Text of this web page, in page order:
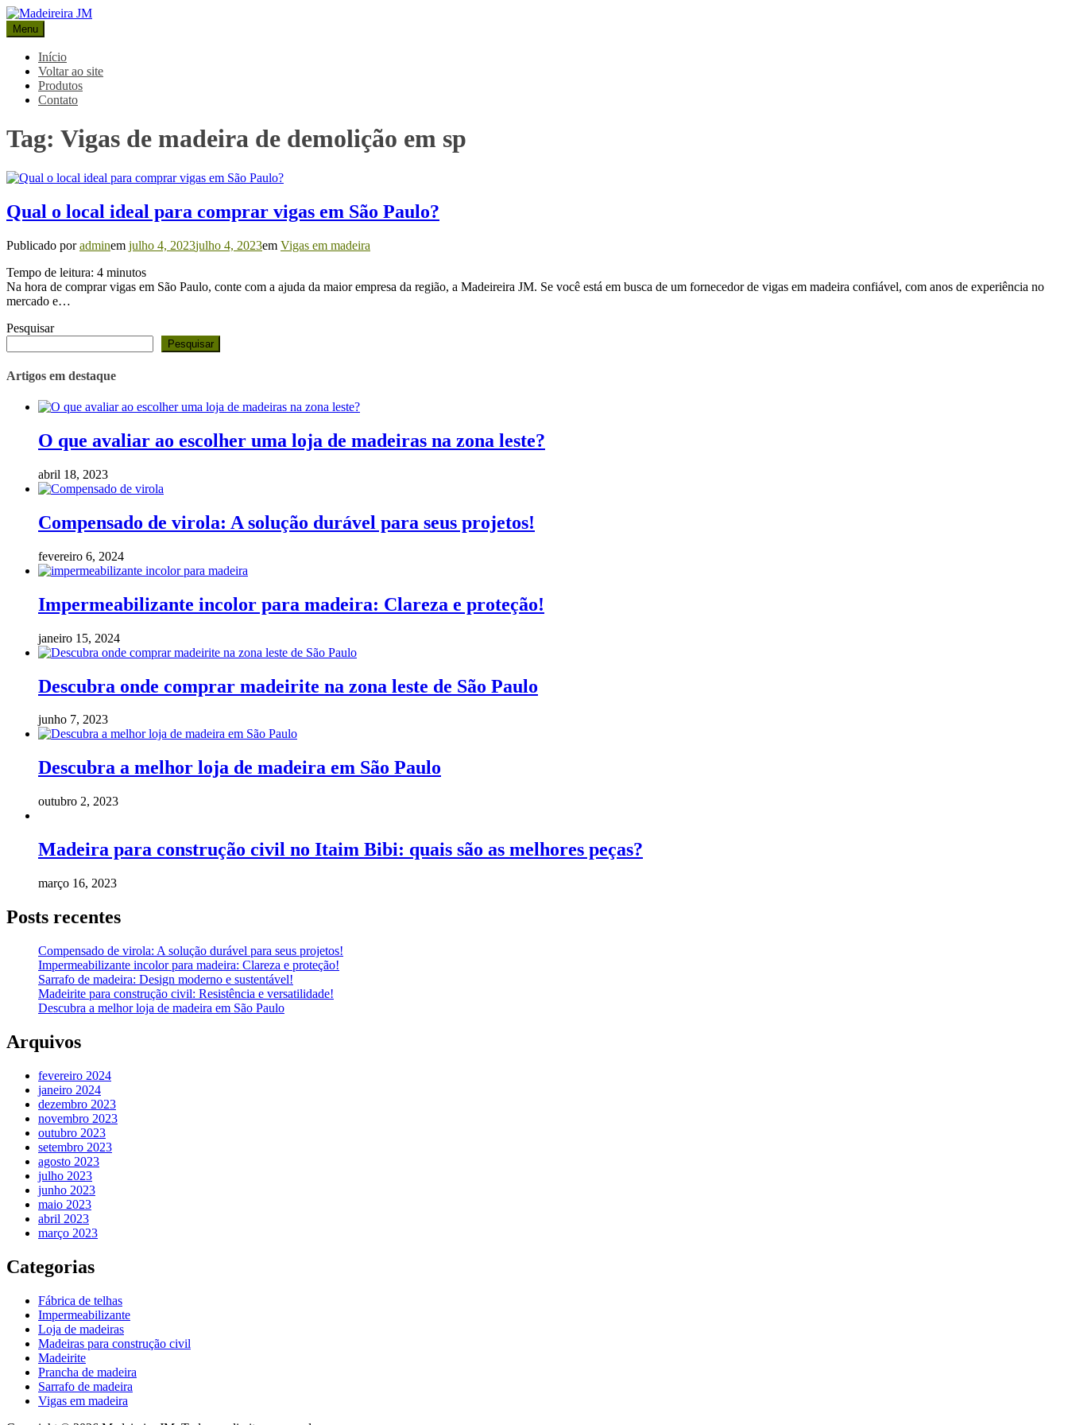
Pular
para
o
conteúdo
Madeireira JM
Blog Madeireira JM
Menu
Início
Voltar ao site
Produtos
Contato
Tag: Vigas de madeira de demolição em sp
Qual o local ideal para comprar vigas em São Paulo?
Publicado poradminem julho 4, 2023julho 4, 2023em Vigas em madeira
Tempo de leitura: 4 minutos
Na hora de comprar vigas em São Paulo, conte com a ajuda da maior empresa da região, a Madeireira JM. Se você está em busca de um fornecedor de vigas em madeira confiável, com anos de experiência no
mercado e…
Pesquisar
Pesquisar
Artigos em destaque
O que avaliar ao escolher uma loja de madeiras na zona leste?
abril 18, 2023
Compensado de virola: A solução durável para seus projetos!
fevereiro 6, 2024
Impermeabilizante incolor para madeira: Clareza e proteção!
janeiro 15, 2024
Descubra onde comprar madeirite na zona leste de São Paulo
junho 7, 2023
Descubra a melhor loja de madeira em São Paulo
outubro 2, 2023
Madeira para construção civil no Itaim Bibi: quais são as melhores peças?
março 16, 2023
Posts recentes
Compensado de virola: A solução durável para seus projetos!
Impermeabilizante incolor para madeira: Clareza e proteção!
Sarrafo de madeira: Design moderno e sustentável!
Madeirite para construção civil: Resistência e versatilidade!
Descubra a melhor loja de madeira em São Paulo
Arquivos
fevereiro 2024
janeiro 2024
dezembro 2023
novembro 2023
outubro 2023
setembro 2023
agosto 2023
julho 2023
junho 2023
maio 2023
abril 2023
março 2023
Categorias
Fábrica de telhas
Impermeabilizante
Loja de madeiras
Madeiras para construção civil
Madeirite
Prancha de madeira
Sarrafo de madeira
Vigas em madeira